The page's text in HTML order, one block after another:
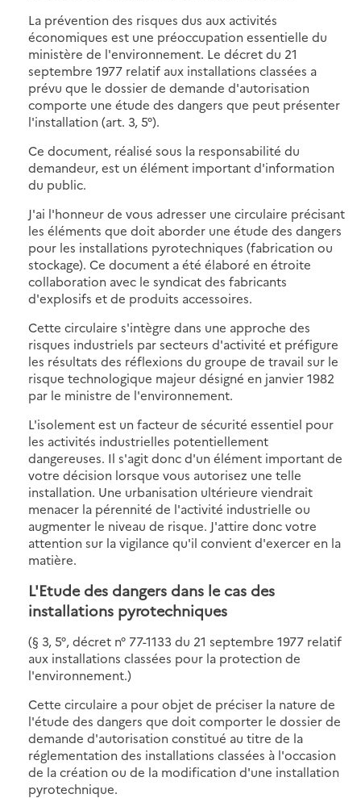
La prévention des risques dus aux activités
économiques est une préoccupation essentielle du
ministère de l'environnement. Le décret du 21
septembre 1977 relatif aux installations classées a
prévu que le dossier de demande d'autorisation
comporte une étude des dangers que peut présenter
l'installation (art. 3, 5°).
Ce document, réalisé sous la responsabilité du
demandeur, est un élément important d'information
du public.
J'ai l'honneur de vous adresser une circulaire précisant
les éléments que doit aborder une étude des dangers
pour les installations pyrotechniques (fabrication ou
stockage). Ce document a été élaboré en étroite
collaboration avec le syndicat des fabricants
d'explosifs et de produits accessoires.
Cette circulaire s'intègre dans une approche des
risques industriels par secteurs d'activité et préfigure
les résultats des réflexions du groupe de travail sur le
risque technologique majeur désigné en janvier 1982
par le ministre de l'environnement.
L'isolement est un facteur de sécurité essentiel pour
les activités industrielles potentiellement
dangereuses. Il s'agit donc d'un élément important de
votre décision lorsque vous autorisez une telle
installation. Une urbanisation ultérieure viendrait
menacer la pérennité de l'activité industrielle ou
augmenter le niveau de risque. J'attire donc votre
attention sur la vigilance qu'il convient d'exercer en la
matière.
L'Etude des dangers dans le cas des
installations pyrotechniques
(§ 3, 5°, décret n° 77-1133 du 21 septembre 1977 relatif
aux installations classées pour la protection de
l'environnement.)
Cette circulaire a pour objet de préciser la nature de
l'étude des dangers que doit comporter le dossier de
demande d'autorisation constitué au titre de la
réglementation des installations classées à l'occasion
de la création ou de la modification d'une installation
pyrotechnique.